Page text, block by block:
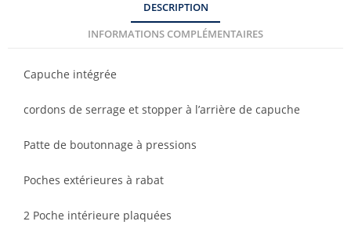
DESCRIPTION
INFORMATIONS COMPLÉMENTAIRES
Capuche intégrée
cordons de serrage et stopper à l’arrière de capuche
Patte de boutonnage à pressions
Poches extérieures à rabat
2 Poche intérieure plaquées